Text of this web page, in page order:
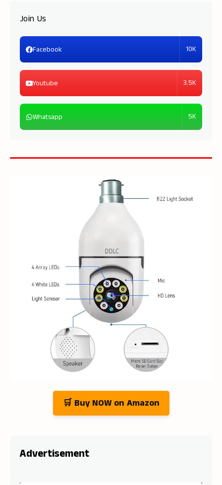
Join Us
Facebook 10K
Youtube 3.5K
Whatsapp 5K
🛒 Buy NOW on Amazon
Advertisement